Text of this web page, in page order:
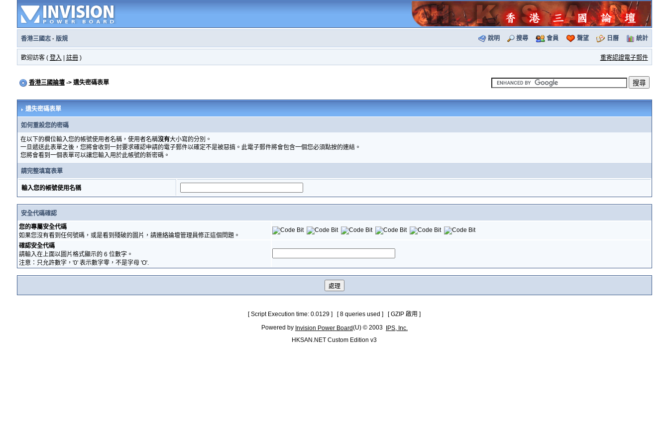
香港三國志· 版規 說明 搜尋 會員 聲望 日曆 統計
歡迎訪客 ( 登入 註冊) 重寄認證電子郵件
香港三國論壇-> 遺失密碼表單
遺失密碼表單
如何重設您的密碼
在以下的欄位輸入您的帳號使用者名稱，使用者名稱沒有大小寫的分別。
一旦遞送此表單之後，您將會收到一封要求確認申請的電子郵件以確定不是被惡搞。此電子郵件將會包含一個您必須點按的連結。
您將會看到一個表單可以讓您輸入用於此帳號的新密碼。
請完整填寫表單
輸入您的帳號使用名稱
安全代碼確認
您的專屬安全代碼
如果您沒有看到任何號碼，或是看到殘破的圖片，請連絡論壇管理員修正這個問題。
確認安全代碼
請輸入在上面以圖片格式顯示的 6 位數字。
注意：只允許數字，'0' 表示數字零，不是字母 'O'.
[ Script Execution time: 0.0129 ] [ 8 queries used ] [ GZIP 啟用 ]
Powered by Invision Power Board(U) © 2003
IPS, Inc.
HKSAN.NET Custom Edition v3